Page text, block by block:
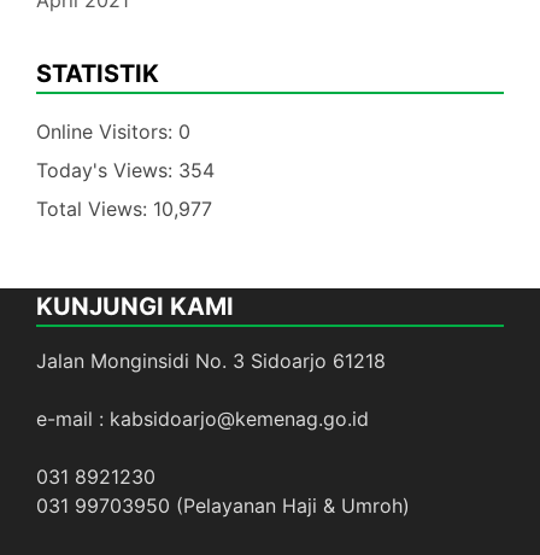
STATISTIK
Online Visitors: 0
Today's Views: 354
Total Views: 10,977
KUNJUNGI KAMI
Jalan Monginsidi No. 3 Sidoarjo 61218
e-mail : kabsidoarjo@kemenag.go.id
031 8921230
031 99703950 (Pelayanan Haji & Umroh)